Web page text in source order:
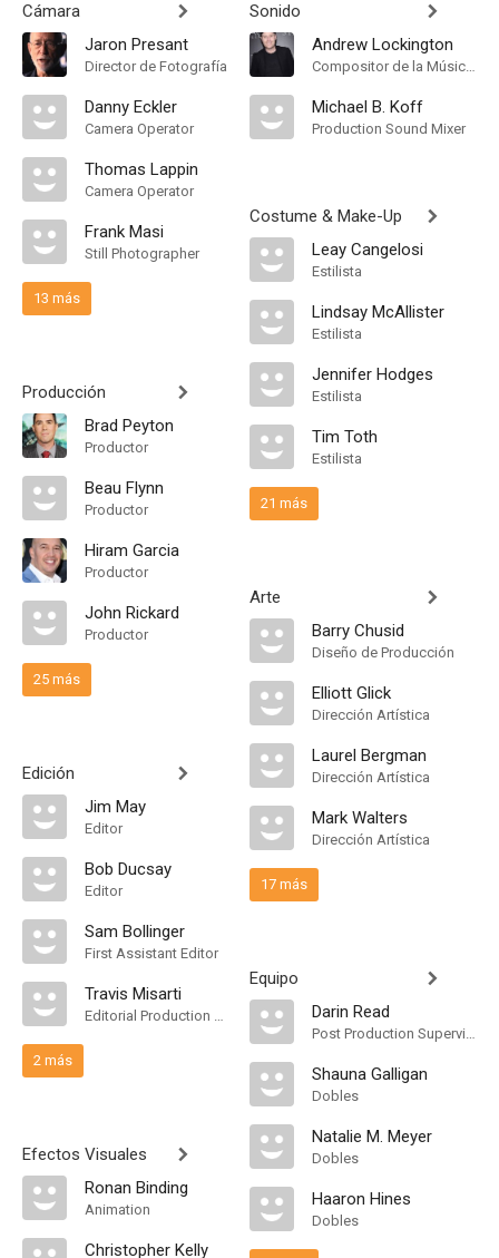
Cámara
Jaron Presant
Director de Fotografía
Danny Eckler
Camera Operator
Thomas Lappin
Camera Operator
Frank Masi
Still Photographer
13 más
Producción
Brad Peyton
Productor
Beau Flynn
Productor
Hiram Garcia
Productor
John Rickard
Productor
25 más
Edición
Jim May
Editor
Bob Ducsay
Editor
Sam Bollinger
First Assistant Editor
Travis Misarti
Editorial Production Assistant
2 más
Efectos Visuales
Ronan Binding
Animation
Christopher Kelly
Sonido
Andrew Lockington
Compositor de la Música Original
Michael B. Koff
Production Sound Mixer
Costume & Make-Up
Leay Cangelosi
Estilista
Lindsay McAllister
Estilista
Jennifer Hodges
Estilista
Tim Toth
Estilista
21 más
Arte
Barry Chusid
Diseño de Producción
Elliott Glick
Dirección Artística
Laurel Bergman
Dirección Artística
Mark Walters
Dirección Artística
17 más
Equipo
Darin Read
Post Production Supervisor
Shauna Galligan
Dobles
Natalie M. Meyer
Dobles
Haaron Hines
Dobles